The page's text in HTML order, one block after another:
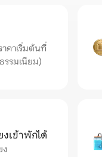
คาเริ่มต้นที่
รรมเนียม)
เข้าพักได้
ง